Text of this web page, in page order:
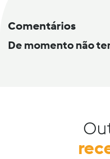
Comentários
De momento não